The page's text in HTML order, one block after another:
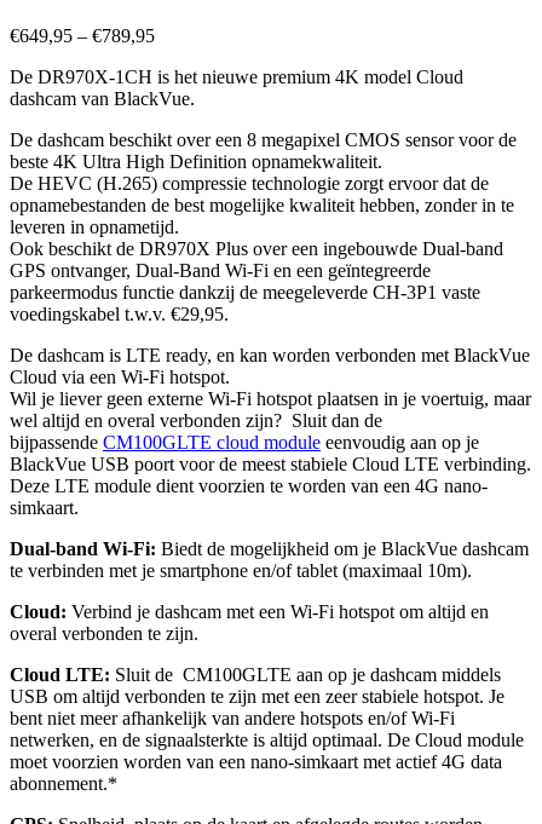
€649,95 – €789,95
De DR970X-1CH is het nieuwe premium 4K model Cloud
dashcam van BlackVue.
De dashcam beschikt over een 8 megapixel CMOS sensor voor de
beste 4K Ultra High Definition opnamekwaliteit.
De HEVC (H.265) compressie technologie zorgt ervoor dat de
opnamebestanden de best mogelijke kwaliteit hebben, zonder in te
leveren in opnametijd.
Ook beschikt de DR970X Plus over een ingebouwde Dual-band
GPS ontvanger, Dual-Band Wi-Fi en een geïntegreerde
parkeermodus functie dankzij de meegeleverde CH-3P1 vaste
voedingskabel t.w.v. €29,95.
De dashcam is LTE ready, en kan worden verbonden met BlackVue
Cloud via een Wi-Fi hotspot.
Wil je liever geen externe Wi-Fi hotspot plaatsen in je voertuig, maar
wel altijd en overal verbonden zijn? Sluit dan de
bijpassende CM100GLTE cloud module eenvoudig aan op je
BlackVue USB poort voor de meest stabiele Cloud LTE verbinding.
Deze LTE module dient voorzien te worden van een 4G nano-
simkaart.
Dual-band Wi-Fi: Biedt de mogelijkheid om je BlackVue dashcam
te verbinden met je smartphone en/of tablet (maximaal 10m).
Cloud: Verbind je dashcam met een Wi-Fi hotspot om altijd en
overal verbonden te zijn.
Cloud LTE: Sluit de CM100GLTE aan op je dashcam middels
USB om altijd verbonden te zijn met een zeer stabiele hotspot. Je
bent niet meer afhankelijk van andere hotspots en/of Wi-Fi
netwerken, en de signaalsterkte is altijd optimaal. De Cloud module
moet voorzien worden van een nano-simkaart met actief 4G data
abonnement.*